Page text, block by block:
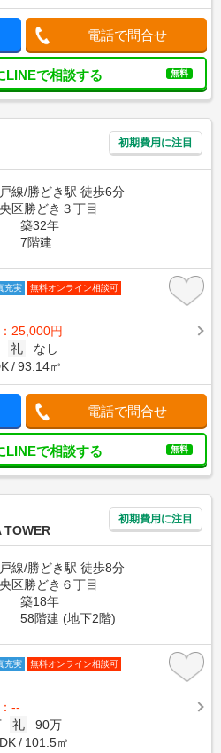
電話で問合せ
LINEで相談する 無料
初期費用に注目
線/勝どき駅 徒歩6分
区勝どき３丁目
築32年
7階建
充実 無料オンライン相談可
25,000円
礼
なし
93.14㎡
電話で問合せ
LINEで相談する 無料
TOWER
初期費用に注目
線/勝どき駅 徒歩8分
区勝どき６丁目
築18年
58階建 (地下2階)
充実 無料オンライン相談可
--
礼
90万
101.5㎡